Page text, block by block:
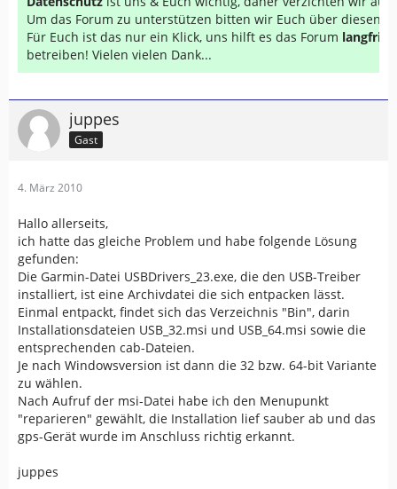
Um das Forum zu unterstützen bitten wir Euch über diesen
Für Euch ist das nur ein Klick, uns hilft es das Forum
betreiben! Vielen vielen Dank...
juppes
Gast
4. März 2010
Hallo allerseits,
ich hatte das gleiche Problem und habe folgende Lösung
gefunden:
Die Garmin-Datei USBDrivers_23.exe, die den USB-Treiber
installiert, ist eine Archivdatei die sich entpacken lässt.
Einmal entpackt, findet sich das Verzeichnis "Bin", darin
Installationsdateien USB_32.msi und USB_64.msi sowie die
entsprechenden cab-Dateien.
Je nach Windowsversion ist dann die 32 bzw. 64-bit Variante
zu wählen.
Nach Aufruf der msi-Datei habe ich den Menupunkt
"reparieren" gewählt, die Installation lief sauber ab und das
gps-Gerät wurde im Anschluss richtig erkannt.
juppes